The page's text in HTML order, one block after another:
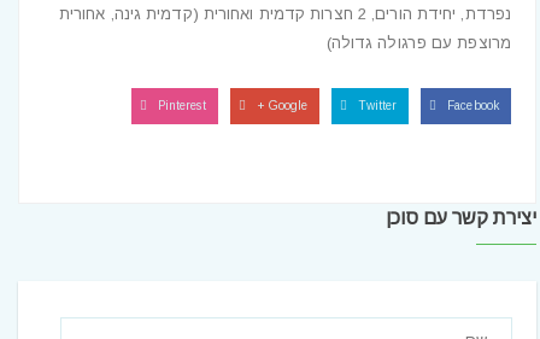
נפרדת, יחידת הורים, 2 חצרות קדמית ואחורית (קדמית גינה, אחורית
מרוצפת עם פרגולה גדולה)
Facebook
Twitter
Google +
Pinterest
יצירת קשר עם סוכן